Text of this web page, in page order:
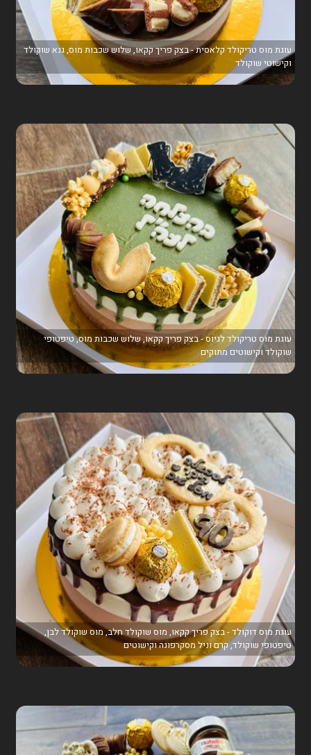
עוגת מוס טריקולד קלאסית - בצק פריך קקאו, שלוש שכבות מוס, גנא שוקולד
וקישוטי שוקולד
עוגת מוס טריקולד לגיוס - בצק פריך קקאו, שלוש שכבות מוס, טיפטופי
שוקולד וקישוטים מתוקים
עוגת מוס דוקולד - בצק פריך קקאו, מוס שוקולד חלב, מוס שוקולד לבן,
טיפטופי שוקולד, קרם וניל מסקרפונה וקישוטים